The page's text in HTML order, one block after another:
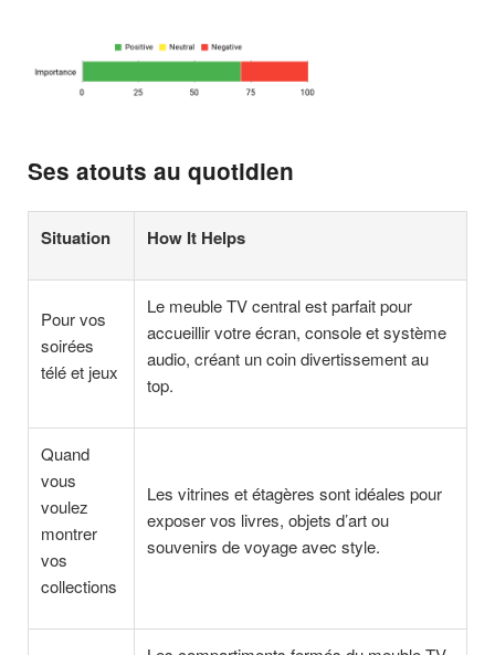
Ses atouts au quotidien
Situation How It Helps
Pour vos
soirées
télé et jeux
Le meuble TV central est parfait pour
accueillir votre écran, console et système
audio, créant un coin divertissement au
top.
Quand
vous
voulez
montrer
vos
collections
Les vitrines et étagères sont idéales pour
exposer vos livres, objets d’art ou
souvenirs de voyage avec style.